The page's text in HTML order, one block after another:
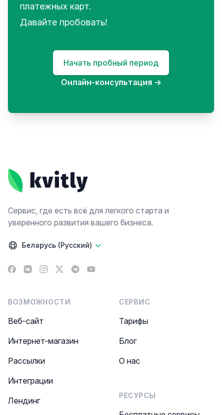
платежных карт.
Давайте пробовать!
Начать пробный период
Онлайн-консультация →
Сервис, где есть всё для легкого старта и
уверенного развития вашего бизнеса.
Беларусь (Русский)
Facebook
VK Instagram
X TelegramYouTube
ВОЗМОЖНОСТИ
Веб-сайт
Интернет-магазин
Рассылки
Интеграции
Лендинг
СЕРВИС
Тарифы
Блог
О нас
РЕСУРСЫ